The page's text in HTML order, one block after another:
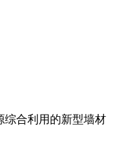
综合利用的新型墙材